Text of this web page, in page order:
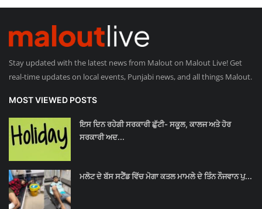
Stay updated with the latest news from Malout on Malout Live! Get
real-time updates on local events, Punjabi news, and all things Malout.
MOST VIEWED POSTS
ਇਸ ਦਿਨ ਰਹੇਗੀ ਸਰਕਾਰੀ ਛੁੱਟੀ- ਸਕੂਲ, ਕਾਲਜ ਅਤੇ ਹੋਰ
ਸਰਕਾਰੀ ਅਦ...
ਮਲੋਟ ਦੇ ਬੱਸ ਸਟੈਂਡ ਵਿੱਚ ਮੋਗਾ ਕਤਲ ਮਾਮਲੇ ਦੇ ਤਿੰਨ ਨੌਜਵਾਨ ਪੁ...